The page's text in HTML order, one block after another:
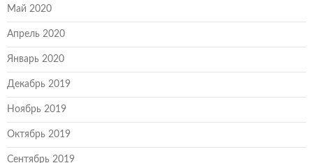
Май 2020
Апрель 2020
Январь 2020
Декабрь 2019
Ноябрь 2019
Октябрь 2019
Сентябрь 2019